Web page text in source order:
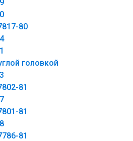
80
головкой
81
81
81